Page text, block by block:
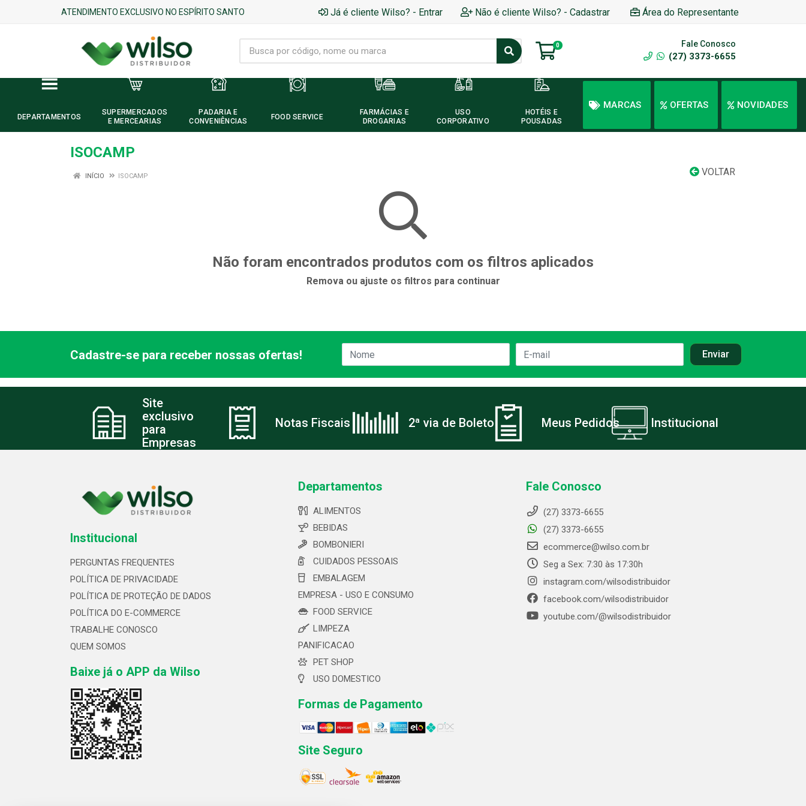
ATENDIMENTO EXCLUSIVO NO ESPÍRITO SANTO Já é cliente Wilso? - Entrar Não é cliente Wilso? - Cadastrar Área do Representante
0 Fale Conosco
(27) 3373-6655
DEPARTAMENTOS
SUPERMERCADOS
E MERCEARIAS
PADARIA E
CONVENIÊNCIAS
FOOD SERVICE
FARMÁCIAS E
DROGARIAS
USO
CORPORATIVO
HOTÉIS E
POUSADAS
MARCAS OFERTAS NOVIDADES
ISOCAMP
VOLTAR
INÍCIO ISOCAMP
Não foram encontrados produtos com os filtros aplicados
Remova ou ajuste os filtros para continuar
Cadastre-se para receber nossas ofertas!
Site
exclusivo
para
Empresas
Notas Fiscais 2ª via de Boleto Meus Pedidos Institucional
Institucional
PERGUNTAS FREQUENTES
POLÍTICA DE PRIVACIDADE
POLÍTICA DE PROTEÇÃO DE DADOS
POLÍTICA DO E-COMMERCE
TRABALHE CONOSCO
QUEM SOMOS
Baixe já o APP da Wilso
Departamentos
ALIMENTOS
BEBIDAS
BOMBONIERI
CUIDADOS PESSOAIS
EMBALAGEM
EMPRESA - USO E CONSUMO
FOOD SERVICE
LIMPEZA
PANIFICACAO
PET SHOP
USO DOMESTICO
Formas de Pagamento
Site Seguro
Fale Conosco
(27) 3373-6655
(27) 3373-6655
ecommerce@wilso.com.br
Seg a Sex: 7:30 às 17:30h
instagram.com/wilsodistribuidor
facebook.com/wilsodistribuidor
youtube.com/@wilsodistribuidor